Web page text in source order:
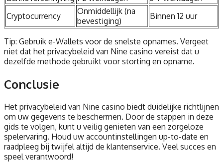
Cryptocurrency
Onmiddellijk (na
bevestiging)
Binnen 12 uur
Tip: Gebruik e-Wallets voor de snelste opnames. Vergeet
niet dat het privacybeleid van Nine casino vereist dat u
dezelfde methode gebruikt voor storting en opname.
Conclusie
Het privacybeleid van Nine casino biedt duidelijke richtlijnen
om uw gegevens te beschermen. Door de stappen in deze
gids te volgen, kunt u veilig genieten van een zorgeloze
spelervaring. Houd uw accountinstellingen up-to-date en
raadpleeg bij twijfel altijd de klantenservice. Veel succes en
speel verantwoord!